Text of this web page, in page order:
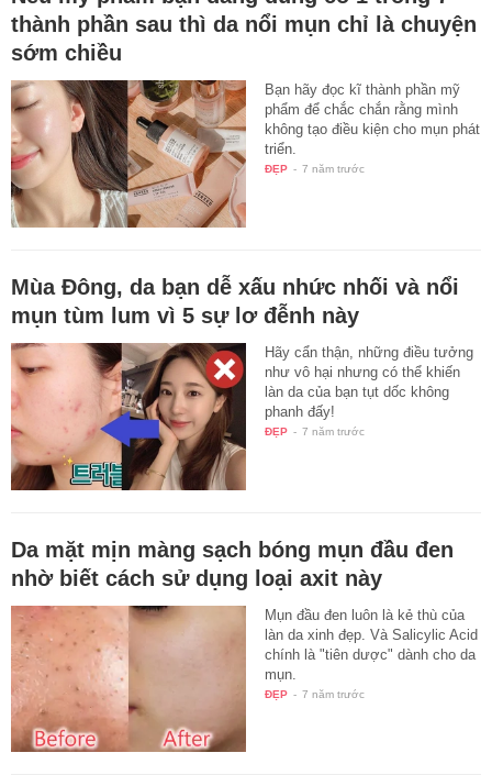
thành phần sau thì da nổi mụn chỉ là chuyện
sớm chiều
Bạn hãy đọc kĩ thành phần mỹ
phẩm để chắc chắn rằng mình
không tạo điều kiện cho mụn phát
triển.
ĐẸP - 7 năm trước
Mùa Đông, da bạn dễ xấu nhức nhối và nổi
mụn tùm lum vì 5 sự lơ đễnh này
Hãy cẩn thận, những điều tưởng
như vô hại nhưng có thể khiến
làn da của bạn tụt dốc không
phanh đấy!
ĐẸP - 7 năm trước
Da mặt mịn màng sạch bóng mụn đầu đen
nhờ biết cách sử dụng loại axit này
Mụn đầu đen luôn là kẻ thù của
làn da xinh đẹp. Và Salicylic Acid
chính là "tiên dược" dành cho da
mụn.
ĐẸP - 7 năm trước